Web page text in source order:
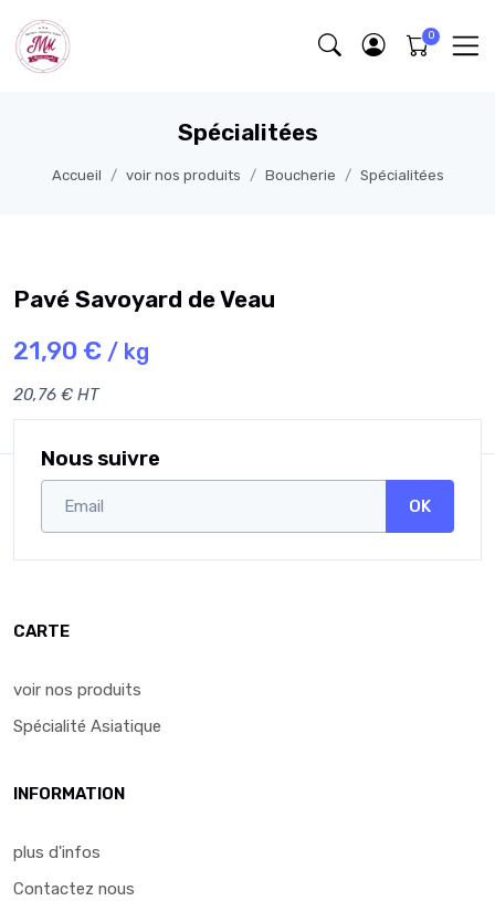
Spécialitées
Accueil voir nos produits Boucherie Spécialitées
Pavé Savoyard de Veau
21,90 € / kg
20,76 € HT
Nous suivre
OK
CARTE
voir nos produits
Spécialité Asiatique
INFORMATION
plus d'infos
Contactez nous